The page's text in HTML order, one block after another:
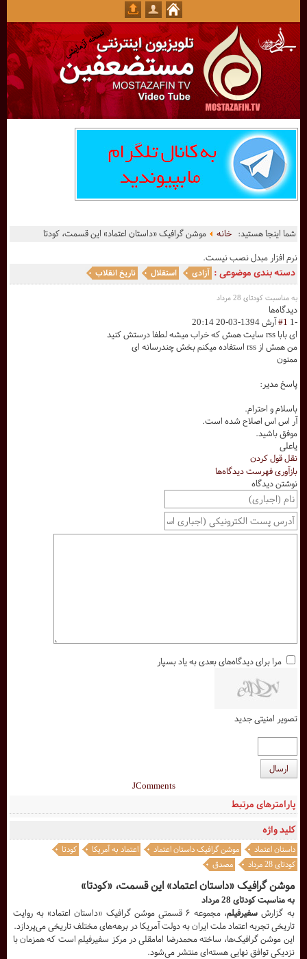
شما اینجا هستید:خانه
موشن گرافیک «داستان اعتماد» این قسمت، کودتا
نرم افزار مبدل نصب نیست.
دسته بندی موضوعی : آزادی استقلال تاریخ انقلاب
به مناسبت کودتای 28 مرداد
موشن گرافیک «داستان اعتماد» این قسمت، «کودتا»
به مناسبت کودتای 28 مرداد
به گزارش سفیرفیلم
، مجموعه ۶ قسمتی موشن گرافیک «داستان اعتماد» به روایت
تاریخی تجربه اعتماد ملت ایران به دولت آمریکا در برهه‌های مختلف تاریخی می‌پردازد.
این موشن گرافیک‌ها، ساخته محمدرضا امامقلی در مرکز سفیرفیلم است که همزمان با
نزدیکی توافق نهایی هسته‌ای منتشر می‌شود.
کلید واژه
داستان اعتماد موشن گرافیک داستان اعتماد اعتماد به آمریکا
کودتا
کودتای 28 مرداد
مصدق
پارامترهای مرتبط
دیدگاه‌ها
-1
#1آرش1394-03-20 20:14
ای بابا rss سایت همش که خراب میشه لطفا درستش کنید
من همش از rss استفاده میکنم بخش چندرسانه ای
ممنون
پاسخ مدیر:
باسلام و احترام.
آر اس اس اصلاح شده است.
موفق باشید.
یاعلی
نقل قول کردن
بازآوری فهرست دیدگاه‌ها
نوشتن دیدگاه
مرا برای دیدگاه‌های بعدی به یاد بسپار
تصویر امنیتی جدید
ارسال
JComments